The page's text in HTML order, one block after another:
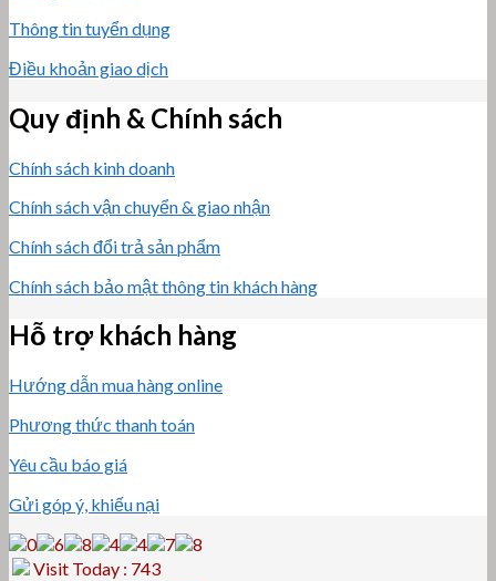
Thông tin tuyển dụng
Điều khoản giao dịch
Quy định & Chính sách
Chính sách kinh doanh
Chính sách vận chuyển & giao nhận
Chính sách đổi trả sản phẩm
Chính sách bảo mật thông tin khách hàng
Hỗ trợ khách hàng
Hướng dẫn mua hàng online
Phương thức thanh toán
Yêu cầu báo giá
Gửi góp ý, khiếu nại
Visit Today : 743